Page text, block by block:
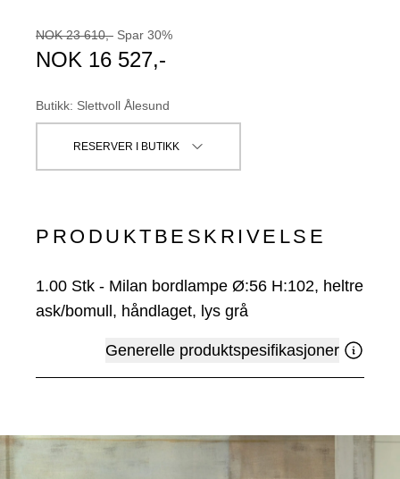
NOK 23 610,- Spar 30%
NOK 16 527,-
Butikk: Slettvoll Ålesund
RESERVER I BUTIKK
PRODUKTBESKRIVELSE
1.00 Stk - Milan bordlampe Ø:56 H:102, heltre
ask/bomull, håndlaget, lys grå
Generelle produktspesifikasjoner